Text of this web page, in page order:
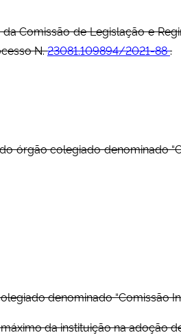
Comissão de Legislação e
N.23081.109894/2021-88.
órgão colegiado denominado
denominado “Comissão
da instituição na adoção